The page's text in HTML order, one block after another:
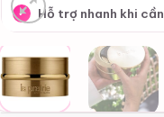
✓ Hỗ trợ nhanh khi cần